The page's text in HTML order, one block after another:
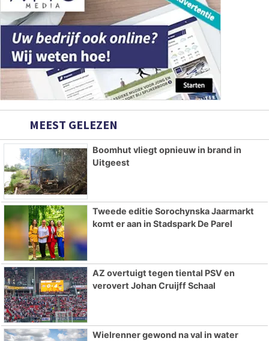
MEEST GELEZEN
Boomhut vliegt opnieuw in brand in
Uitgeest
Tweede editie Sorochynska Jaarmarkt
komt er aan in Stadspark De Parel
AZ overtuigt tegen tiental PSV en
verovert Johan Cruijff Schaal
Wielrenner gewond na val in water